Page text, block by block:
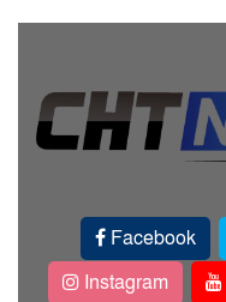
Facebook
Instagram